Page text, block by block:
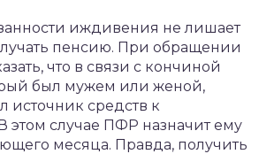
иждивения не лишает
пенсию. При обращении
что в связи с кончиной
был мужем или женой,
источник средств к
этом случае ПФР назначит ему
месяца. Правда, получить